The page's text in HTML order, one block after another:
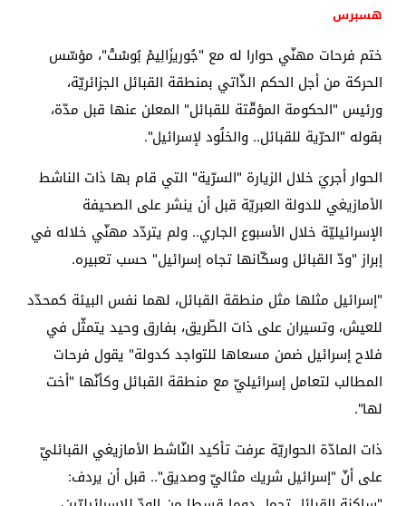
هسبرس
ختم فرحات مهنّي حوارا له مع "جُوريزَالِيمْ بُوسْتْ"، مؤسّس
الحركة من أجل الحكم الذّاتي بمنطقة القبائل الجزائريّة،
ورئيس "الحكومة المؤقّتة للقبائل" المعلن عنها قبل مدّة،
بقوله "الحرّية للقبائل.. والخلُود لإسرائيل".
الحوار أجريَ خلال الزيارة "السرّية" التي قام بها ذات الناشط
الأمازيغي للدولة العبريّة قبل أن ينشر على الصحيفة
الإسرائيليّة خلال الأسبوع الجاري.. ولم يتردّد مهنّي خلاله في
إبراز "ودّ القبائل وسكّانها تجاه إسرائيل" حسب تعبيره.
"إسرائيل مثلها مثل منطقة القبائل، لهما نفس البيئة كمحدّد
للعيش، وتسيران على ذات الطّريق، بفارق وحيد يتمثّل في
فلاح إسرائيل ضمن مسعاها للتواجد كدولة" يقول فرحات
المطالب لتعامل إسرائيليّ مع منطقة القبائل وكأنّها "أخت
لها".
ذات المادّة الحواريّة عرفت تأكيد النّاشط الأمازيغي القبائليّ
على أنّ "إسرائيل شريك مثاليّ وصديق".. قبل أن يردف: